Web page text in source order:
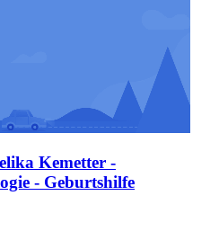
Kemetter -
- Geburtshilfe